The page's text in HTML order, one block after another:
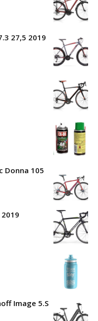
27,5 2019
Donna 105
Image 5.S